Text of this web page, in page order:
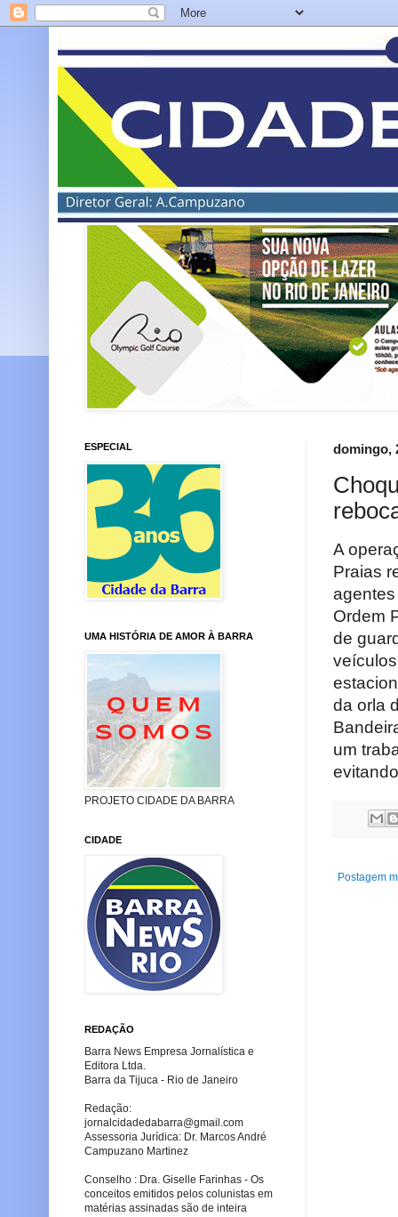
domingo,
A
Praias
Ordem
de
da orla
um
Postagem
ESPECIAL
UMA HISTÓRIA DE AMOR À BARRA
PROJETO CIDADE DA BARRA
CIDADE
REDAÇÃO
Barra News Empresa Jornalística e
Editora Ltda.
Barra da Tijuca - Rio de Janeiro
Redação:
jornalcidadedabarra@gmail.com
Assessoria Jurídica: Dr. Marcos André
Campuzano Martinez
Conselho : Dra. Giselle Farinhas - Os
conceitos emitidos pelos colunistas em
matérias assinadas são de inteira